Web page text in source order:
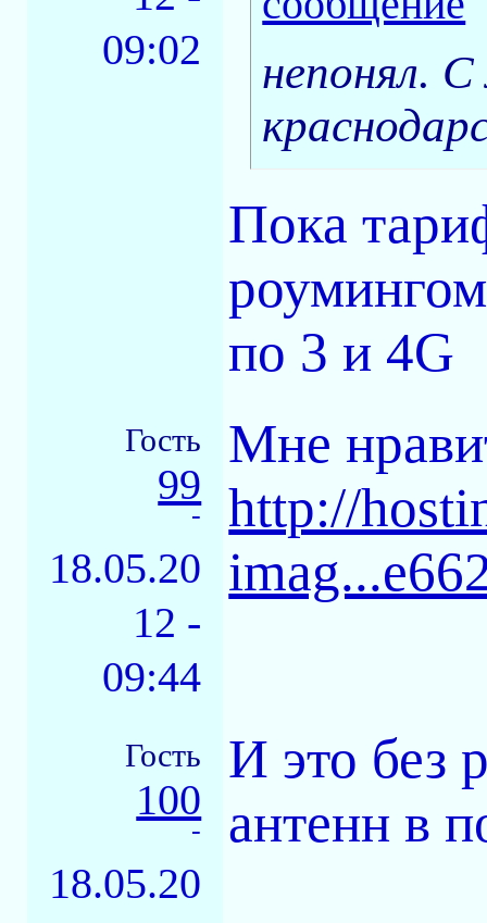
09:02
непонял.
Пока
по 3 и 4G
Гость
99
-
18.05.20
12 -
09:44
Мне
http://
Гость
100
-
18.05.20
И это без
антенн в